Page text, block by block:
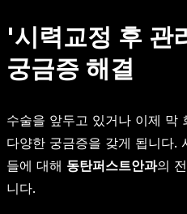
'시력교정 후 관
궁금증 해결
수술을 앞두고 있거나 이제 막
다양한 궁금증을 갖게 됩니다.
들에 대해 동탄퍼스트안과의
니다.